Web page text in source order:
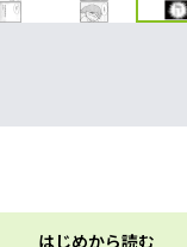
はじめから読む